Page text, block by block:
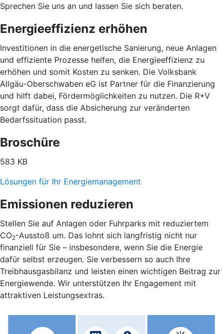
Sprechen Sie uns an und lassen Sie sich beraten.
Energieeffizienz erhöhen
Investitionen in die energetische Sanierung, neue Anlagen
und effiziente Prozesse helfen, die Energieeffizienz zu
erhöhen und somit Kosten zu senken. Die Volksbank
Allgäu-Oberschwaben eG ist Partner für die Finanzierung
und hilft dabei, Fördermöglichkeiten zu nutzen. Die R+V
sorgt dafür, dass die Absicherung zur veränderten
Bedarfssituation passt.
Broschüre
583 KB
Lösungen für Ihr Energiemanagement
Emissionen reduzieren
Stellen Sie auf Anlagen oder Fuhrparks mit reduziertem
CO2-Ausstoß um. Das lohnt sich langfristig nicht nur
finanziell für Sie – insbesondere, wenn Sie die Energie
dafür selbst erzeugen. Sie verbessern so auch Ihre
Treibhausgasbilanz und leisten einen wichtigen Beitrag zur
Energiewende. Wir unterstützen Ihr Engagement mit
attraktiven Leistungsextras.